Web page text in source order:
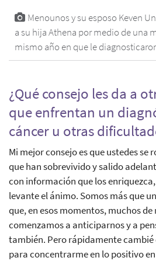
Menounos y su esposo Keven
a su hija Athena por medio de una
mismo año en que le
¿Qué consejo les da a
que enfrentan un
cáncer u otras
Mi mejor consejo es que ustedes se
que han sobrevivido y salido
con información que los
levante el ánimo. Somos más que
que, en esos momentos, muchos
comenzamos a anticiparnos y a
también. Pero rápidamente cambié
para concentrarme en lo positivo